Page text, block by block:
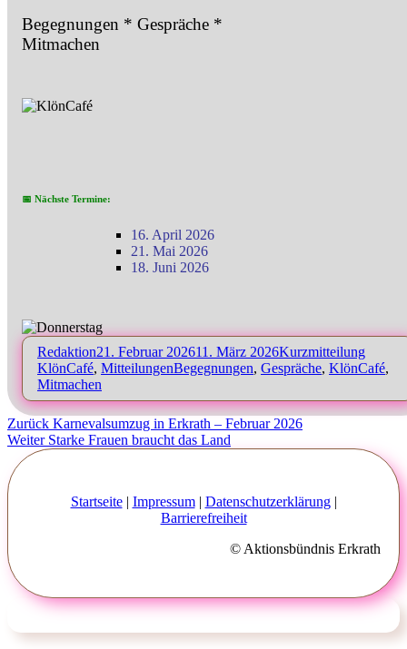
Begegnungen * Gespräche *
Mitmachen
📅 Nächste Termine:
16. April 2026
21. Mai 2026
18. Juni 2026
Autor
RedaktionVeröffentlicht
am
21. Februar 202611. März 2026Format
Kurzmitteilung
KlönCafé, MitteilungenSchlagwörter
Begegnungen, Gespräche, KlönCafé,
Mitmachen
Beitragsnavigation
Zurück Vorheriger
Beitrag:
Karnevalsumzug in Erkrath – Februar 2026
Weiter Nächster
Beitrag:
Starke Frauen braucht das Land
Startseite| Impressum| Datenschutzerklärung|
Barrierefreiheit
© Aktionsbündnis Erkrath